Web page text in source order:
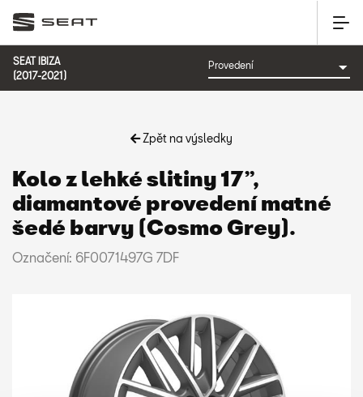
SEAT IBIZA
(2017-2021)
Zpět na výsledky
Kolo z lehké slitiny 17”,
diamantové provedení matné
šedé barvy (Cosmo Grey).
Označení: 6F0071497G 7DF